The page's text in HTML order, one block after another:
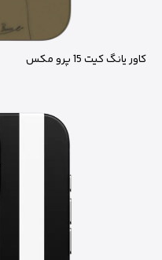
کاور یانگ کیت 15 پرو مکس